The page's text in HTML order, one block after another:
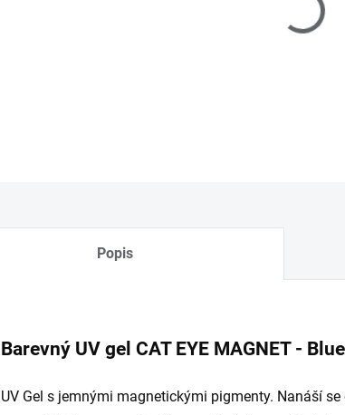
Popis
Barevný UV gel CAT EYE MAGNET -
UV Gel s jemnými magnetickými pigmenty. Nanáší